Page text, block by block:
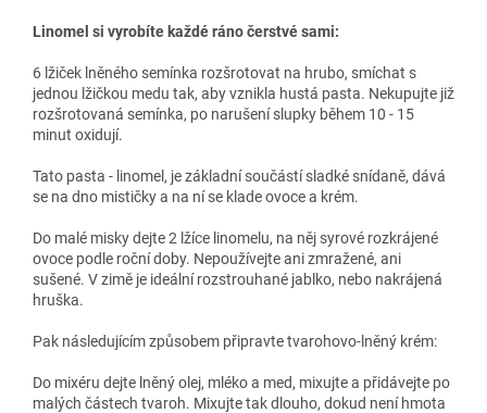
Linomel si vyrobíte každé ráno čerstvé sami:
6 lžiček lněného semínka rozšrotovat na hrubo, smíchat s
jednou lžičkou medu tak, aby vznikla hustá pasta. Nekupujte již
rozšrotovaná semínka, po narušení slupky během 10 - 15
minut oxidují.
Tato pasta - linomel, je základní součástí sladké snídaně, dává
se na dno mističky a na ní se klade ovoce a krém.
Do malé misky dejte 2 lžíce linomelu, na něj syrové rozkrájené
ovoce podle roční doby. Nepoužívejte ani zmražené, ani
sušené. V zimě je ideální rozstrouhané jablko, nebo nakrájená
hruška.
Pak následujícím způsobem připravte tvarohovo-lněný krém:
Do mixéru dejte lněný olej, mléko a med, mixujte a přidávejte po
malých částech tvaroh. Mixujte tak dlouho, dokud není hmota